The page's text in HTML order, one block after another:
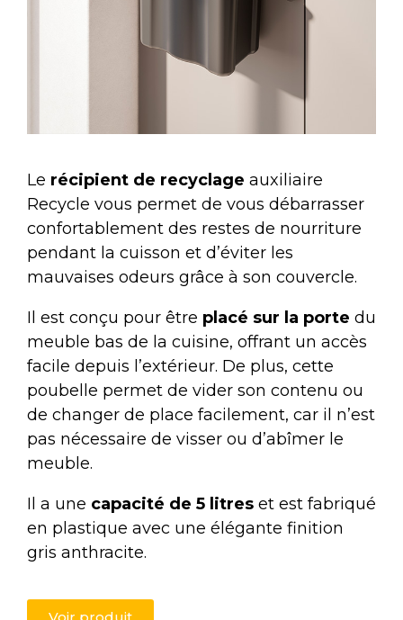
Le récipient de recyclage auxiliaire
Recycle vous permet de vous débarrasser
confortablement des restes de nourriture
pendant la cuisson et d’éviter les
mauvaises odeurs grâce à son couvercle.
Il est conçu pour être placé sur la porte du
meuble bas de la cuisine, offrant un accès
facile depuis l’extérieur. De plus, cette
poubelle permet de vider son contenu ou
de changer de place facilement, car il n’est
pas nécessaire de visser ou d’abîmer le
meuble.
Il a une capacité de 5 litres et est fabriqué
en plastique avec une élégante finition
gris anthracite.